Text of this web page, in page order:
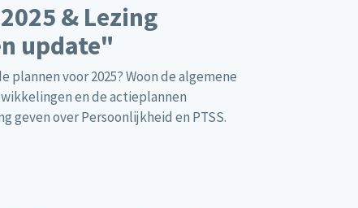
& Lezing
update"
plannen voor 2025? Woon de algemene
en de actieplannen
geven over Persoonlijkheid en PTSS.